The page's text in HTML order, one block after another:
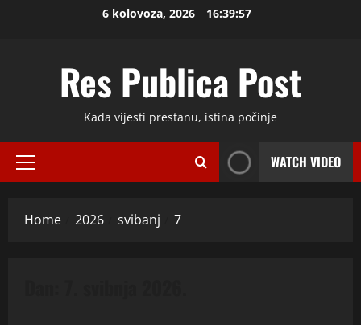
6 kolovoza, 2026 16:39:57
Res Publica Post
Kada vijesti prestanu, istina počinje
Primary
WATCH VIDEO
Home 2026 svibanj 7